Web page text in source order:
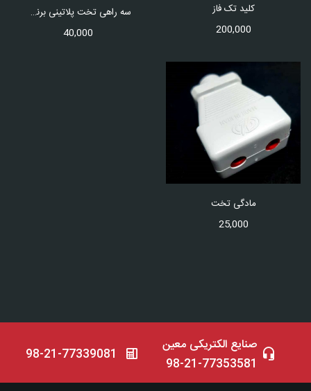
کلید تک فاز
200,000
سه راهی تخت پلاتینی برنجی
40,000
مادگی تخت
25,000
صنایع الکتریکی معین
98-21-77353581